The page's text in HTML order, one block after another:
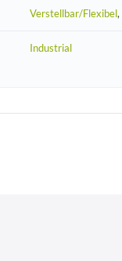
Verstellbar/Flexibel,
Industrial